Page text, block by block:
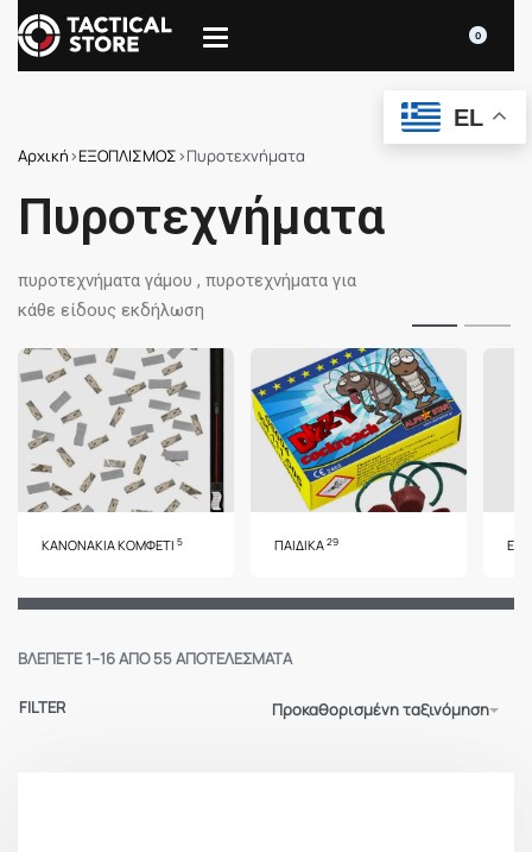
0
Αρχική›ΕΞΟΠΛΙΣΜΟΣ›Πυροτεχνήματα
Πυροτεχνήματα
πυροτεχνήματα γάμου , πυροτεχνήματα για
κάθε είδους εκδήλωση
ΚΑΝΟΝΆΚΙΑ ΚΟΜΦΕΤΊ 5 ΠΑΙΔΙΚΆ29
ΒΛΈΠΕΤΕ 1–16 ΑΠΌ 55 ΑΠΟΤΕΛΈΣΜΑΤΑ
Προκαθορισμένη ταξινόμηση
FILTER
EL